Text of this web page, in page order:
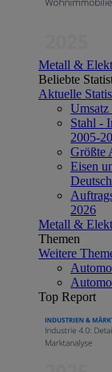
Metall &
Beliebte
Aktuelle
Umsatz
Stahl -
2005-
Größte
Eisen
2026
Metall &
Themen
Weitere
Top Report